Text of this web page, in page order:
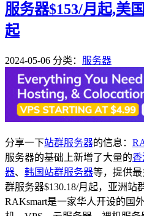
服务器$153/月起,美
起
2024-05-06 分类： 服务器
分享一下站群服务器的信息：
服务器的基础上新增了大量的
器、 韩国站群服务器等，提供最
群服务器$130.18/月起，亚洲站
RAKsmart是一家华人开设的国